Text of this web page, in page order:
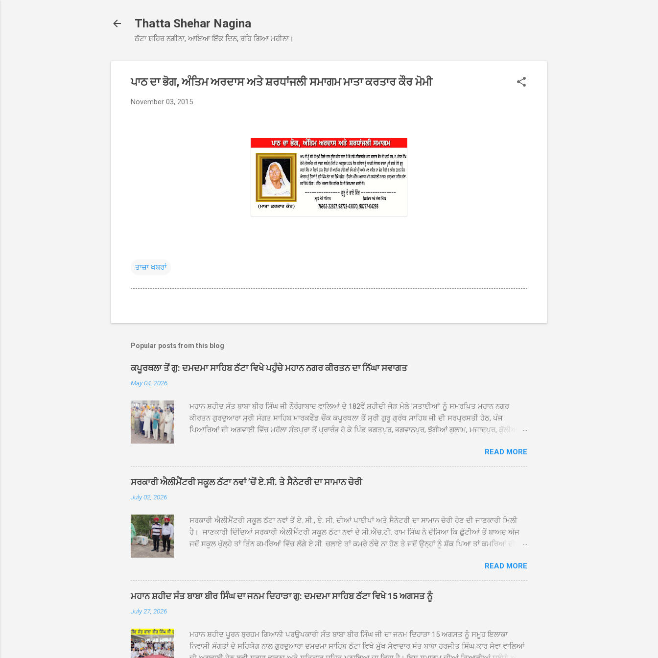
Thatta Shehar Nagina
ਠੱਟਾ ਸ਼ਹਿਰ ਨਗੀਨਾ, ਆਇਆ ਇੱਕ ਦਿਨ, ਰਹਿ ਗਿਆ ਮਹੀਨਾ।
ਪਾਠ ਦਾ ਭੋਗ, ਅੰਤਿਮ ਅਰਦਾਸ ਅਤੇ ਸ਼ਰਧਾਂਜਲੀ ਸਮਾਗਮ ਮਾਤਾ ਕਰਤਾਰ ਕੌਰ ਮੋਮੀ
November 03, 2015
ਤਾਜ਼ਾ ਖਬਰਾਂ
Popular posts from this blog
ਕਪੂਰਥਲਾ ਤੋਂ ਗੁ: ਦਮਦਮਾ ਸਾਹਿਬ ਠੱਟਾ ਵਿਖੇ ਪਹੁੰਚੇ ਮਹਾਨ ਨਗਰ ਕੀਰਤਨ ਦਾ ਨਿੱਘਾ ਸਵਾਗਤ
May 04, 2026
ਮਹਾਨ ਸ਼ਹੀਦ ਸੰਤ ਬਾਬਾ ਬੀਰ ਸਿੰਘ ਜੀ ਨੌਰੰਗਾਬਾਦ ਵਾਲਿਆਂ ਦੇ 182ਵੇਂ ਸ਼ਹੀਦੀ ਜੋੜ ਮੇਲੇ 'ਸਤਾਈਆਂ' ਨੂੰ ਸਮਰਪਿਤ ਮਹਾਨ ਨਗਰ
ਕੀਰਤਨ ਗੁਰਦੁਆਰਾ ਸ੍ਰੀ ਸੰਗਤ ਸਾਹਿਬ ਮਾਰਕਫੈੱਡ ਚੌਂਕ ਕਪੂਰਥਲਾ ਤੋਂ ਸ੍ਰੀ ਗੁਰੂ ਗ੍ਰੰਥ ਸਾਹਿਬ ਜੀ ਦੀ ਸਰਪ੍ਰਸਤੀ ਹੇਠ, ਪੰਜ
ਪਿਆਰਿਆਂ ਦੀ ਅਗਵਾਈ ਵਿੱਚ ਮਹੱਲਾ ਸੰਤਪੁਰਾ ਤੋਂ ਪ੍ਰਾਰੰਭ ਹੋ ਕੇ ਪਿੰਡ ਭਗਤਪੁਰ, ਭਗਵਾਨਪੁਰ, ਝੁੱਗੀਆਂ ਗੁਲਾਮ, ਮਜਾਦਪੁਰ, ਕੁੱਲੀਆਂ,
ਦਮਦਮਾ ਸਾਹਿਬ ਠੱਟਾ ਵਿਖੇ ਪਹੁੰਚਿਆ। ਨਗਰ ਕੀਰਤਨ ਦੇ ਗੁਰਦੁਆਰਾ ਸ੍ਰੀ ਦਮਦਮਾ ਸਾਹਿਬ ਠੱਟਾ ਵਿਖੇ ਪਹੁੰਚਣ ’ਤੇ ਮੁੱਖ ਸੇਵਾਦਾਰ
ਸੰਤ ਬਾਬਾ ਹਰਜੀਤ ਸਿੰਘ ਤੇ ਇਲਾਕੇ ਦੀਆਂ ਸੰਗਤਾਂ ਵੱਲੋਂ ਜੈਕਾਰਿਆਂ ਦੀ ਗੂੰਜ ਵਿਚ ਨਿੱਘਾ ਸਵਾਗਤ ਕੀਤਾ ਗਿਆ। ਗੁਰਦੁਆਰਾ ਸ੍ਰੀ
ਦਮਦਮਾ ਸਾਹਿਬ ਠੱਟਾ ਵਿਖੇ ਨਗਰ ਕੀਰਤਨ ਦੇ ਸਮਾਪਤੀ ਦੀ ਅਰਦਾਸ ਹੋਈ। ਇਸ ਮੌਕੇ ਪੰਜ ਪਿਆਰੇ ਸਾਹਿਬਾਨ ਤੇ ਨਗਰ ਕੀਰਤਨ ਦੇ
ਪ੍ਰਬੰਧਕਾਂ ਦਾ ਗੁਰਦੁਆਰਾ ਦਮਦਮਾ ਸਾਹਿਬ ਠੱਟਾ ਦੇ ਮੁੱਖ ਸੇਵਾਦਾਰ ਸੰਤ ਬਾਬਾ ਹਰਜੀਤ ਸਿੰਘ ਵੱਲੋਂ ਸਿਰੋਪਾਓ ਦੇ ਕੇ ਵਿਸ਼ੇਸ਼ ਤੌਰ ’ਤੇ
READ MORE
ਸਰਕਾਰੀ ਐਲੀਮੈਂਟਰੀ ਸਕੂਲ ਠੱਟਾ ਨਵਾਂ ’ਚੋਂ ਏ.ਸੀ. ਤੇ ਸੈਨੇਟਰੀ ਦਾ ਸਾਮਾਨ ਚੋਰੀ
July 02, 2026
ਸਰਕਾਰੀ ਐਲੀਮੈਂਟਰੀ ਸਕੂਲ ਠੱਟਾ ਨਵਾਂ ਤੋਂ ਏ. ਸੀ., ਏ. ਸੀ. ਦੀਆਂ ਪਾਈਪਾਂ ਅਤੇ ਸੈਨੇਟਰੀ ਦਾ ਸਾਮਾਨ ਚੋਰੀ ਹੋਣ ਦੀ ਜਾਣਕਾਰੀ ਮਿਲੀ
ਹੈ। ਜਾਣਕਾਰੀ ਦਿੰਦਿਆਂ ਸਰਕਾਰੀ ਐਲੀਮੈਂਟਰੀ ਸਕੂਲ ਠੱਟਾ ਨਵਾਂ ਦੇ ਸੀ.ਐੱਚ.ਟੀ. ਰਾਮ ਸਿੰਘ ਨੇ ਦੱਸਿਆ ਕਿ ਛੁੱਟੀਆਂ ਤੋਂ ਬਾਅਦ ਅੱਜ
ਜਦੋਂ ਸਕੂਲ ਖੁੱਲ੍ਹੇ ਤਾਂ ਤਿੰਨ ਕਮਰਿਆਂ ਵਿੱਚ ਲੱਗੇ ਏ.ਸੀ. ਚਲਾਏ ਤਾਂ ਕਮਰੇ ਠੰਢੇ ਨਾ ਹੋਣ ਤੇ ਜਦੋਂ ਉਨ੍ਹਾਂ ਨੂੰ ਸ਼ੱਕ ਪਿਆ ਤਾਂ ਕਮਰਿਆਂ ਦੀਆਂ
ਹੋਈਆਂ ਸਨ। ਉਨ੍ਹਾਂ ਦੱਸਿਆ ਕਿ ਉਹ ਛੁੱਟੀਆਂ ਦੌਰਾਨ ਵੀ ਸਕੂਲ ਗੇੜਾ ਮਾਰਦੇ ਸਨ ਅਤੇ 20 ਜੂਨ ਤੱਕ ਸਭ ਠੀਕ ਸੀ। ਚੋਰੀ ਦੀ ਘਟਨਾ
20 ਤੋਂ 30 ਜੂਨ ਵਿਚਕਾਰ ਹੋਈ ਜਾਪਦੀ ਹੈ। ਇਸ ਮੌਕੇ ਸਕੂਲ ਸਟਾਫ ਮੈਂਬਰਾਂ ਅੰਜੂ ਬਾਲਾ, ਹਰਜੀਤ ਕੌਰ, ਕਮਲਪ੍ਰੀਤ ਕੌਰ ਅਤੇ ਹਰਵਿੰਦਰ
ਸਿੰਘ ਟੋਡਰਵਾਲ ਨੇ ਦੱਸਿਆ ਕਿ ਸਕੂਲ ਵਿੱਚ ਪਿਛਲੇ ਸਾਲ ਤਿੰਨ ਏ. ਸੀ. ਲਾਉਣ ਦੀ ਸੇਵਾ ਸੀ.ਐੱਚ.ਟੀ. ਰਾਮ ਸਿੰਘ ਵੱਲੋਂ ਕੀਤੀ ਗਈ ਸੀ
ਜਿਸ ਦੀ ਮਾਪਿਆਂ ਨੇ ਖੂਬ ਪ੍ਰਸੰਸਾ ਕੀਤੀ ਸੀ। ਉਨ੍ਹਾਂ ਦੱਸਿਆ ਕਿ ਏਸੀ ਚੋਰੀ ਹੋਣ ਨਾਲ ਬੱਚਿਆਂ ਦੇ ਮਾਪਿਆਂ ਵਿੱਚ ਭਾਰੀ ਰੋਸ ਹੈ ਅਤੇ
READ MORE
ਮਹਾਨ ਸ਼ਹੀਦ ਸੰਤ ਬਾਬਾ ਬੀਰ ਸਿੰਘ ਦਾ ਜਨਮ ਦਿਹਾੜਾ ਗੁ: ਦਮਦਮਾ ਸਾਹਿਬ ਠੱਟਾ ਵਿਖੇ 15 ਅਗਸਤ ਨੂੰ
July 27, 2026
ਮਹਾਨ ਸ਼ਹੀਦ ਪੂਰਨ ਬ੍ਰਹਮ ਗਿਆਨੀ ਪਰਉਪਕਾਰੀ ਸੰਤ ਬਾਬਾ ਬੀਰ ਸਿੰਘ ਜੀ ਦਾ ਜਨਮ ਦਿਹਾੜਾ 15 ਅਗਸਤ ਨੂੰ ਸਮੂਹ ਇਲਾਕਾ
ਨਿਵਾਸੀ ਸੰਗਤਾਂ ਦੇ ਸਹਿਯੋਗ ਨਾਲ ਗੁਰਦੁਆਰਾ ਦਮਦਮਾ ਸਾਹਿਬ ਠੱਟਾ ਵਿਖੇ ਮੁੱਖ ਸੇਵਾਦਾਰ ਸੰਤ ਬਾਬਾ ਹਰਜੀਤ ਸਿੰਘ ਕਾਰ ਸੇਵਾ ਵਾਲਿਆਂ